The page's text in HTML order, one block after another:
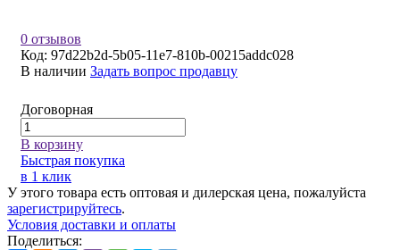
0 отзывов
Код: 97d22b2d-5b05-11e7-810b-00215addc028
В наличии Задать вопрос продавцу
Договорная
В корзину
Быстрая покупка
в 1 клик
У этого товара есть оптовая и дилерская цена, пожалуйста
зарегистрируйтесь.
Условия доставки и оплаты
Поделиться: